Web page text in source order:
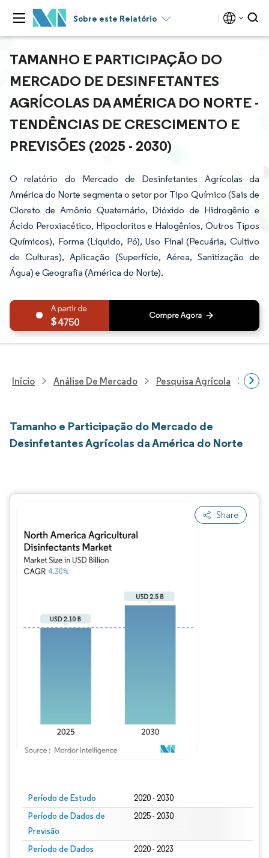
Sobre este Relatório
TAMANHO E PARTICIPAÇÃO DO
MERCADO DE DESINFETANTES
AGRÍCOLAS DA AMÉRICA DO NORTE -
TENDÊNCIAS DE CRESCIMENTO E
PREVISÕES (2025 - 2030)
O relatório do Mercado de Desinfetantes Agrícolas da
América do Norte segmenta o setor por Tipo Químico (Sais de
Cloreto de Amônio Quaternário, Dióxido de Hidrogênio e
Ácido Peroxiacético, Hipocloritos e Halogênios, Outros Tipos
Químicos), Forma (Líquido, Pó), Uso Final (Pecuária, Cultivo
de Culturas), Aplicação (Superfície, Aérea, Sanitização de
Água) e Geografia (América do Norte).
4750
Início Análise De Mercado Pesquisa Agrícola
Tamanho e Participação do Mercado de
Desinfetantes Agrícolas da América do Norte
Share
Período de Estudo 2020 - 2030
Período de Dados de
Previsão
2025 - 2030
Período de Dados
2020 - 2023